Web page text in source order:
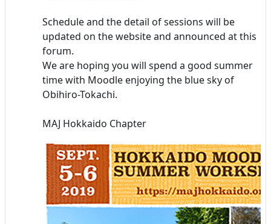
Schedule and the detail of sessions will be
updated on the website and announced at this
forum.
We are hoping you will spend a good summer
time with Moodle enjoying the blue sky of
Obihiro-Tokachi.
MAJ Hokkaido Chapter